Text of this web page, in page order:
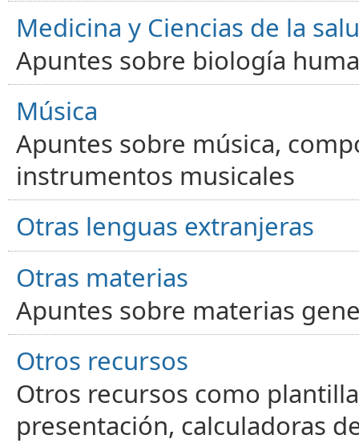
Medicina y Ciencias de la
Apuntes sobre biología
Música
Apuntes sobre música,
instrumentos musicales
Otras lenguas extranjeras
Otras materias
Apuntes sobre materias
Otros recursos
Otros recursos como
presentación, calculadoras